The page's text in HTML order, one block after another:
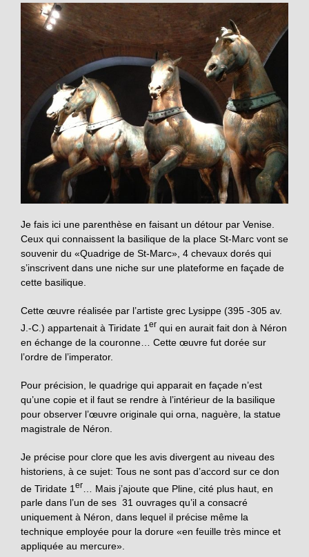
Je fais ici une parenthèse en faisant un détour par Venise.
Ceux qui connaissent la basilique de la place St-Marc vont se
souvenir du «Quadrige de St-Marc», 4 chevaux dorés qui
s’inscrivent dans une niche sur une plateforme en façade de
cette basilique.
Cette œuvre réalisée par l’artiste grec Lysippe (395 -305 av.
J.-C.) appartenait à Tiridate 1 er qui en aurait fait don à Néron
en échange de la couronne… Cette œuvre fut dorée sur
l’ordre de l’imperator.
Pour précision, le quadrige qui apparait en façade n’est
qu’une copie et il faut se rendre à l’intérieur de la basilique
pour observer l’œuvre originale qui orna, naguère, la statue
magistrale de Néron.
Je précise pour clore que les avis divergent au niveau des
historiens, à ce sujet: Tous ne sont pas d’accord sur ce don
de Tiridate 1 er
… Mais j’ajoute que Pline, cité plus haut, en
parle dans l’un de ses 31 ouvrages qu’il a consacré
uniquement à Néron, dans lequel il précise même la
technique employée pour la dorure «en feuille très mince et
appliquée au mercure».